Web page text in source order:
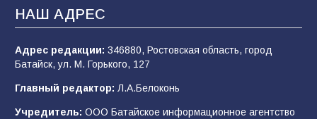
В Батайске продолжаются дорожные работы
108 04.08.2026
В детском саду № 35 дети освоили
строительные профессии в ходе
спортивного праздника
НАШ АДРЕС
Адрес редакции: 346880, Ростовская область, город
Батайск, ул. М. Горького, 127
Главный редактор: Л.А.Белоконь
Учредитель: ООО Батайское информационное агентство